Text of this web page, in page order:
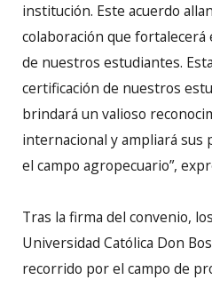
institución. Este acuerdo
colaboración que fortalecerá
de nuestros estudiantes.
certificación de nuestros
brindará un valioso
internacional y ampliará sus
el campo agropecuario”,
Tras la firma del convenio,
Universidad Católica Don
recorrido por el campo de